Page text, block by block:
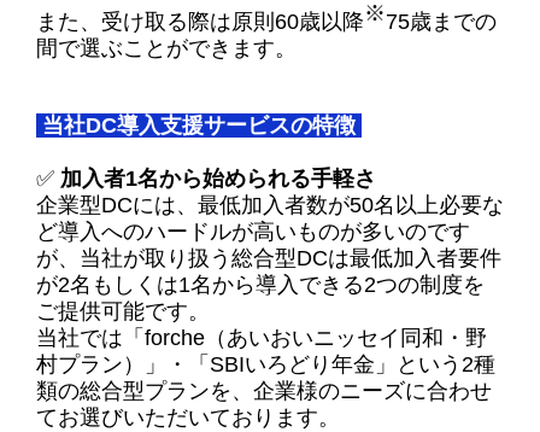
また、受け取る際は原則 60歳以降※75歳までの
間で選ぶことができます。
当社DC導入支援サービスの特徴
✅ 加入者1名から始められる手軽さ
企業型DCには、最低加入者数が50名以上必要な
ど導入へのハードルが高いものが多いのです
が、当社が取り扱う総合型DCは最低加入者要件
が2名もしくは1名から導入できる2つの制度を
ご提供可能です。
当社では「forche（あいおいニッセイ同和・野
村プラン）」・
「SBIいろどり年金」と いう2種
類の総合型プランを、企業様のニーズに合わせ
てお選びいただいております。